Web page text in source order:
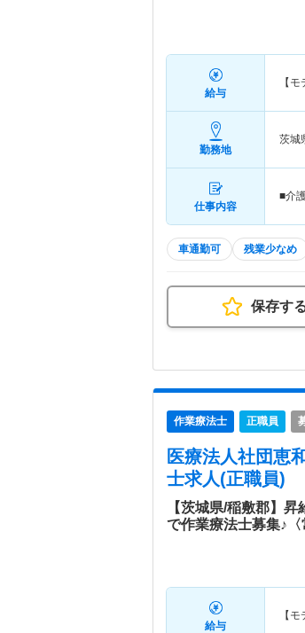
給与
【
勤務地
茨城
仕事内容
■介
車通勤可 残業少なめ
保存す
作業療法士 正職員
医療法人社団恵
士求人(正職員)
【茨城県/稲敷郡】
で作業療法士募集♪〈
給与
【